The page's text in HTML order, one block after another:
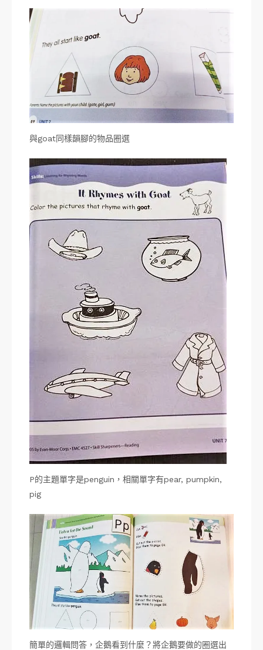
與goat同樣韻腳的物品圈選
P的主題單字是penguin，相關單字有pear, pumpkin,
pig
簡單的邏輯問答，企鵝看到什麼？將企鵝要做的圈選出